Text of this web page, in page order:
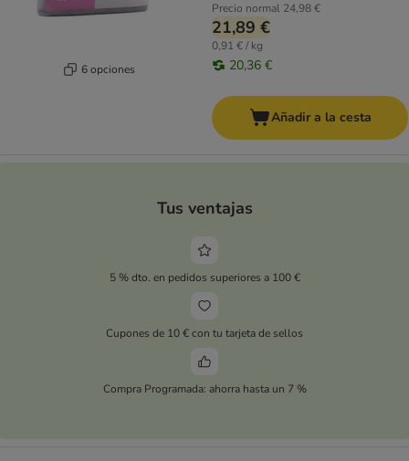
6 opciones
Precio normal 24,98 €
21,89 €
0,91 € / kg
20,36 €
Añadir a la cesta
Tus ventajas
5 % dto. en pedidos superiores a 100 €
Cupones de 10 € con tu tarjeta de sellos
Compra Programada: ahorra hasta un 7 %